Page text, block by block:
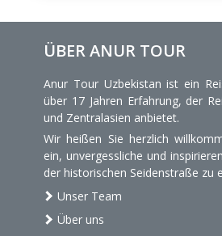
ÜBER ANUR TOUR
Anur Tour Uzbekistan ist ein
über 17 Jahren Erfahrung, der
und Zentralasien anbietet.
Wir heißen Sie herzlich
ein, unvergessliche und
der historischen Seidenstraße zu
Unser Team
Über uns